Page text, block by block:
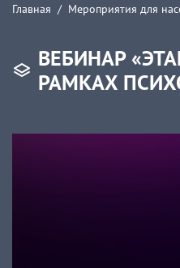
Главная Мероприятия для
ВЕБИНАР
РАМКАХ